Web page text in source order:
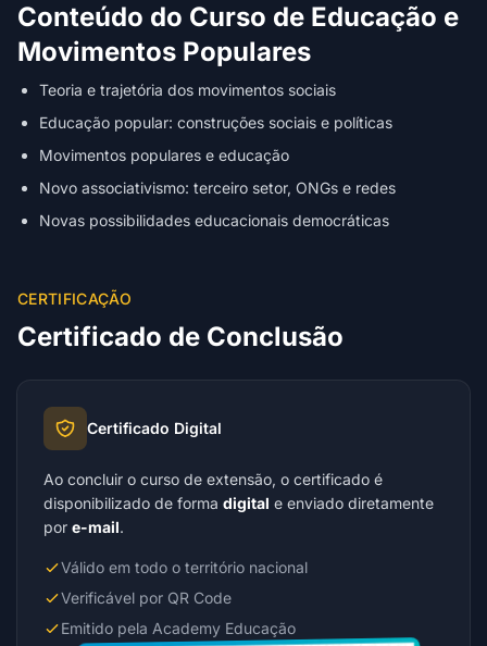
Conteúdo do Curso de Educação e
Movimentos Populares
Teoria e trajetória dos movimentos sociais
Educação popular: construções sociais e políticas
Movimentos populares e educação
Novo associativismo: terceiro setor, ONGs e redes
Novas possibilidades educacionais democráticas
CERTIFICAÇÃO
Certificado de Conclusão
Certificado Digital
Ao concluir o curso de extensão, o certificado é
disponibilizado de forma digital e enviado diretamente
por e-mail.
Válido em todo o território nacional
Verificável por QR Code
Emitido pela Academy Educação